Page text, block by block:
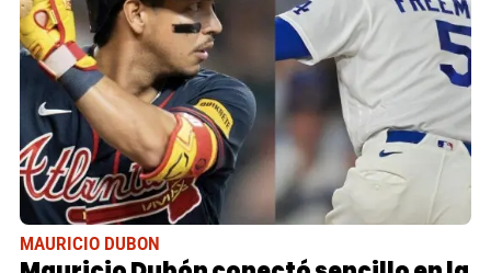
MAURICIO DUBON